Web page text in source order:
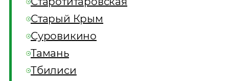
Старый Крым
Суровикино
Тамань
Тбилиси